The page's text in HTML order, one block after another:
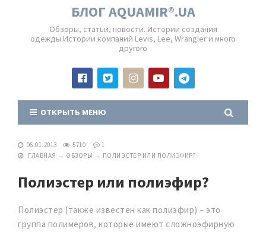
БЛОГ AQUAMIR®.UA
Обзоры, статьи, новости. Истории создания
одежды.Истории компаний Levis, Lee, Wrangler и много
другого
ОТКРЫТЬ МЕНЮ
06.01.2013 5710
1
ГЛАВНАЯ → ОБЗОРЫ → ПОЛИЭСТЕР ИЛИ ПОЛИЭФИР?
Полиэстер или полиэфир?
Полиэстер (также известен как полиэфир) – это
группа полимеров, которые имеют сложноэфирную